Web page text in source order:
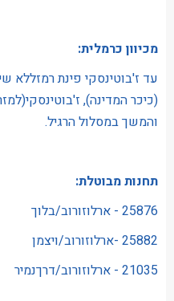
מכיוון כרמלית:
עד ז'בוטינסקי פינת רמזללא
(כיכר המדינה),
והמשך במסלול הרגיל.
תחנות מבוטלת:
25876 - ארלוזורוב/בלוך
25882 -ארלוזורוב/ויצמן
21035 - ארלוזורוב/דרךנמיר